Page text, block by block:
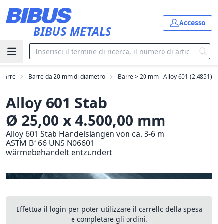
BIBUS METALS
Accesso
Barre Barre da 20 mm di diametro Barre > 20 mm - Alloy 601 (2.4851)
Alloy 601 Stab
Ø 25,00 x 4.500,00 mm
Alloy 601 Stab Handelslängen von ca. 3-6 m
ASTM B166 UNS N06601
wärmebehandelt entzundert
Effettua il login per poter utilizzare il carrello della spesa
e completare gli ordini.